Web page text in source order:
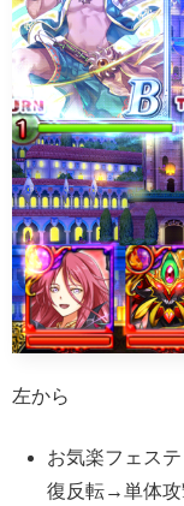
左から
お気楽フェス
復反転→単体攻